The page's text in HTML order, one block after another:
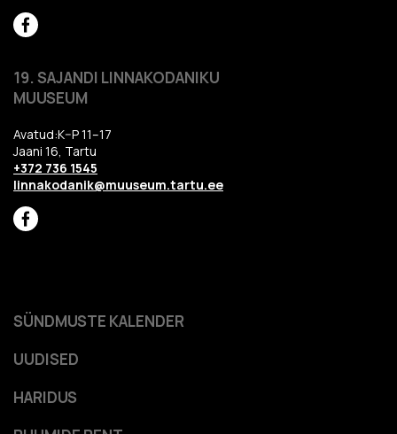
19. SAJANDI LINNAKODANIKU
MUUSEUM
Avatud:K–P 11–17
Jaani 16, Tartu
+372 736 1545
linnakodanik@muuseum.tartu.ee
HARIDUS
SÜNDMUSTE KALENDER
UUDISED